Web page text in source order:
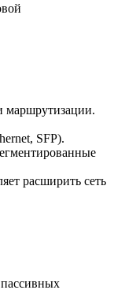
маршрутизации.
SFP).
расширить сеть